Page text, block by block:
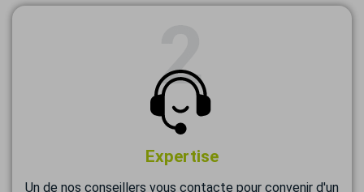
Expertise
Un de nos conseillers vous contacte pour convenir d'un